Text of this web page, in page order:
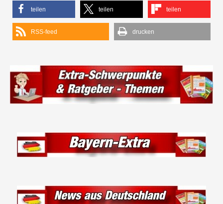
teilen teilen teilen
RSS-feed drucken